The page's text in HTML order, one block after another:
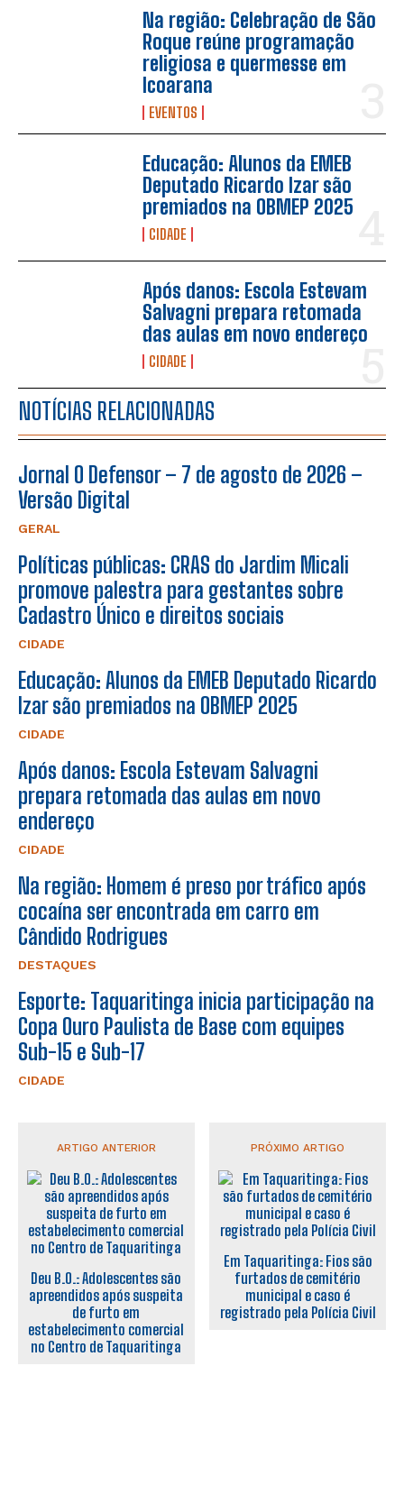
Na região: Celebração de São
Roque reúne programação
religiosa e quermesse em
Icoarana
EVENTOS
Educação: Alunos da EMEB
Deputado Ricardo Izar são
premiados na OBMEP 2025
CIDADE
Após danos: Escola Estevam
Salvagni prepara retomada
das aulas em novo endereço
CIDADE
NOTÍCIAS RELACIONADAS
Jornal O Defensor – 7 de agosto de 2026 –
Versão Digital
GERAL
Políticas públicas: CRAS do Jardim Micali
promove palestra para gestantes sobre
Cadastro Único e direitos sociais
CIDADE
Educação: Alunos da EMEB Deputado Ricardo
Izar são premiados na OBMEP 2025
CIDADE
Após danos: Escola Estevam Salvagni
prepara retomada das aulas em novo
endereço
CIDADE
Na região: Homem é preso por tráfico após
cocaína ser encontrada em carro em
Cândido Rodrigues
DESTAQUES
Esporte: Taquaritinga inicia participação na
Copa Ouro Paulista de Base com equipes
Sub-15 e Sub-17
CIDADE
ARTIGO ANTERIOR
Deu B.O.: Adolescentes são
apreendidos após suspeita
de furto em
estabelecimento comercial
no Centro de Taquaritinga
PRÓXIMO ARTIGO
Em Taquaritinga: Fios são
furtados de cemitério
municipal e caso é
registrado pela Polícia Civil